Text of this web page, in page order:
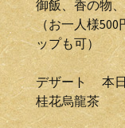
御飯、香の物
（お一人様500
ップも可）
デザート 本
桂花烏龍茶